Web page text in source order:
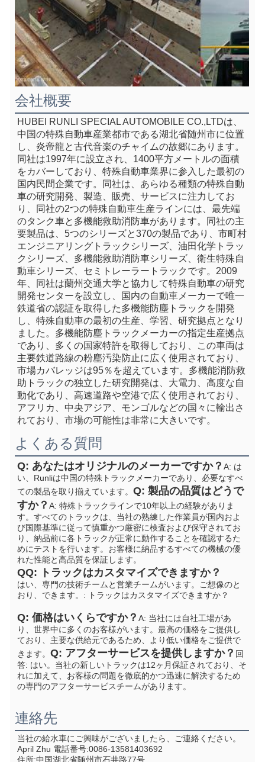
会社概要
HUBEI RUNLI SPECIAL AUTOMOBILE CO.,LTDは、
中国の特殊自動車産業都市である湖北省随州市に位置
し、炎帝龍と古代音楽のチャイムの故郷にあります。
同社は1997年に設立され、1400平方メートルの面積
をカバーしており、特殊自動車業界に参入した最初の
国内民間企業です。同社は、あらゆる種類の特殊自動
車の研究開発、製造、販売、サービスに注力してお
り、同社の2つの特殊自動車生産ラインには、最先端
のタンク車と多機能救助消防車があります。同社の主
要製品は、5つのシリーズと370の製品であり、市町村
エンジニアリングトラックシリーズ、油田化学トラッ
クシリーズ、多機能救助消防車シリーズ、衛生特殊自
動車シリーズ、セミトレーラートラックです。2009
年、同社は蘭州交通大学と協力して特殊自動車の研究
開発センターを設立し、国内の自動車メーカーで唯一
鉄道省の認証を取得した多機能防塵トラックを開発
し、特殊自動車の最初の生産、学習、研究拠点となり
ました。多機能防塵トラックメーカーの指定生産拠点
であり、多くの国家特許を取得しており、この車両は
主要鉄道路線の粉塵汚染防止に広く使用されており、
市場カバレッジは95％を超えています。多機能消防救
助トラックの独立した研究開発は、大電力、高度な自
動化であり、高速道路や空港で広く使用されており、
アフリカ、中央アジア、モンゴルなどの国々に輸出さ
れており、市場の可能性は非常に大きいです。
よくある質問
Q: あなたはオリジナルのメーカーですか？ A: は
い、Runliは中国の特殊トラックメーカーであり、必要なすべ
ての製品を取り揃えています。 Q: 製品の品質はどうで
すか？ A: 特殊トラックラインで10年以上の経験がありま
す。すべてのトラックは、当社の熟練した作業員が国内およ
び国際基準に従って慎重かつ厳密に検査および保守されてお
り、納品前に各トラックが正常に動作することを確認するた
めにテストを行います。お客様に納品するすべての機械の優
れた性能と高品質を保証します。
QQ: トラックはカスタマイズできますか？
はい、専門の技術チームと営業チームがいます。ご想像のと
おり、できます。 : トラックはカスタマイズできますか？
Q: 価格はいくらですか？ A: 当社には自社工場があ
り、世界中に多くのお客様がいます。最高の価格をご提供し
ており、主要な供給元であるため、より低い価格をご提供で
きます。 Q: アフターサービスを提供しますか？ 回
答: はい。当社の新しいトラックは12ヶ月保証されており、そ
れに加えて、お客様の問題を徹底的かつ迅速に解決するため
の専門のアフターサービスチームがあります。
連絡先
当社の給水車にご興味がございましたら、ご連絡ください。
April Zhu 電話番号:0086-13581403692
住所:中国湖北省随州市石井路77号